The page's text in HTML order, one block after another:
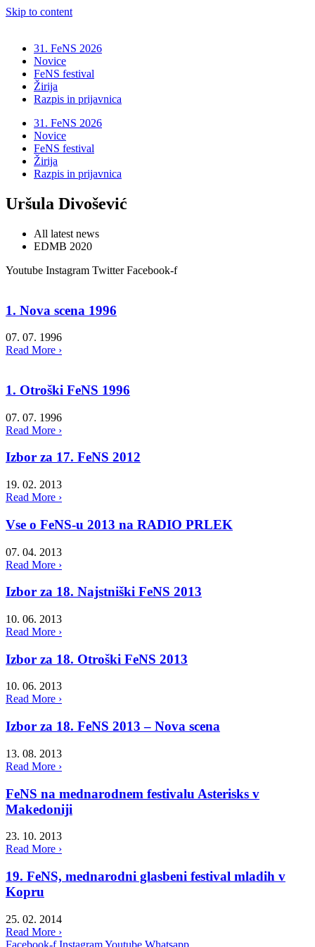
Skip to content
31. FeNS 2026
Novice
FeNS festival
Žirija
Razpis in prijavnica
31. FeNS 2026
Novice
FeNS festival
Žirija
Razpis in prijavnica
Uršula Divošević
All latest news
EDMB 2020
Youtube Instagram Twitter Facebook-f
1. Nova scena 1996
07. 07. 1996
Read More ›
1. Otroški FeNS 1996
07. 07. 1996
Read More ›
Izbor za 17. FeNS 2012
19. 02. 2013
Read More ›
Vse o FeNS-u 2013 na RADIO PRLEK
07. 04. 2013
Read More ›
Izbor za 18. Najstniški FeNS 2013
10. 06. 2013
Read More ›
Izbor za 18. Otroški FeNS 2013
10. 06. 2013
Read More ›
Izbor za 18. FeNS 2013 – Nova scena
13. 08. 2013
Read More ›
FeNS na mednarodnem festivalu Asterisks v
Makedoniji
23. 10. 2013
Read More ›
19. FeNS, mednarodni glasbeni festival mladih v
Kopru
25. 02. 2014
Read More ›
Facebook-f InstagramYoutube Whatsapp